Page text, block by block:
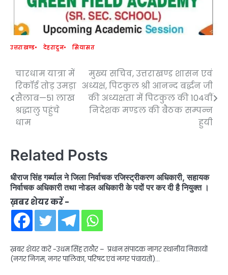
उत्तराखण्ड देहरादून सियासत
Post
navigation
चारधाम यात्रा में
रिकॉर्ड तोड़ उमड़ा
सैलाब—51 लाख
श्रद्धालु पहुंचे
धाम
मुख्य सचिव, उत्तराखण्ड शासन एवं
अध्यक्ष, पिटकुल श्री आनन्द बर्द्धन जी
की अध्यक्षता में पिटकुल की 104वीं
निदेशक मण्डल की बैठक सम्पन्न
हुयी
Related Posts
धीराज सिंह गर्ब्याल ने जिला निर्वाचक रजिस्ट्रीकरण अधिकारी, सहायक
निर्वाचक अधिकारी तथा नोडल अधिकारी के पदों पर कर दी है नियुक्त ।
ख़बर शेयर करें -
ख़बर शेयर करें -उधम सिंह राठौर – प्रधान संपादक नागर स्थानीय निकायों
(नगर निगम, नगर पालिका, परिषद एवं नगर पंचायतों)…